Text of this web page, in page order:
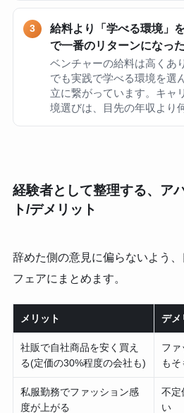
給料より「学べる環境」
で一番のリターンになった
ベンチャーの給料は高くあ
でも実践で学べる環境を選
立に繋がっています。キャ
境選びは、目先の年収より
経験者として整理する、ア
ト/デメリット
辞めた側の意見に偏らないよう
フェアにまとめます。
メリット デメ
社販で自社商品を安く買え
る(定価の30%程度の会社も)
ファ
も
私服勤務でファッション感
度が上がる
不定
い